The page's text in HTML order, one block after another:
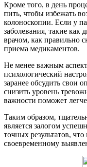
Кроме того, в день
пить, чтобы избежать
колоноскопии. Если у
заболевания, такие как
врачом, как правильно
приема медикаментов.
Не менее важным
психологический
заранее обсудить свои
снизить уровень
важности поможет
Таким образом,
является залогом
точных результатов,
своевременному